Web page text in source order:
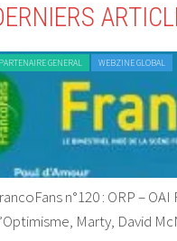
GENERAL WEBZINE GLOBAL
n°120 : ORP – OAI
Marty, David